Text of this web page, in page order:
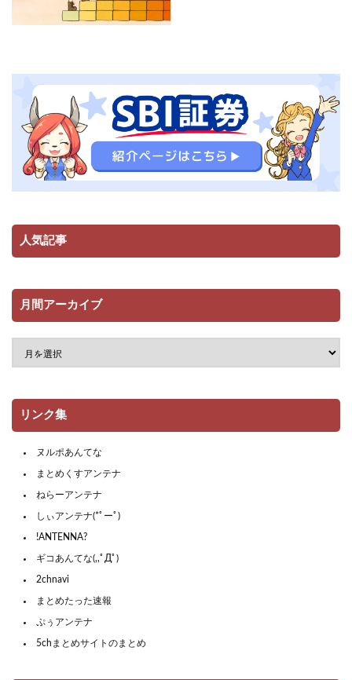
人気記事
月間アーカイブ
リンク集
ヌルポあんてな
まとめくすアンテナ
ねらーアンテナ
しぃアンテナ(*ﾟーﾟ)
!ANTENNA?
ギコあんてな(,,ﾟДﾟ)
2chnavi
まとめたった速報
ぷぅアンテナ
5chまとめサイトのまとめ